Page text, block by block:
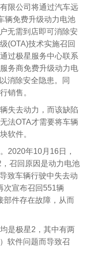
限公司将通过汽车远
辆免费升级动力电池
无需到店即可消除安
(OTA)技术实施召回
过极星服务中心联系
务商免费升级动力电
消除安全隐患。同
销售。
失去动力，而该缺陷
法OTA才需要将车辆
软件。
2020年10月16日，
召回原因是动力电池
致车辆行驶中失去动
次宣布召回551辆
部件存在故障，从而
是极星2，其中有两
软件问题而导致召